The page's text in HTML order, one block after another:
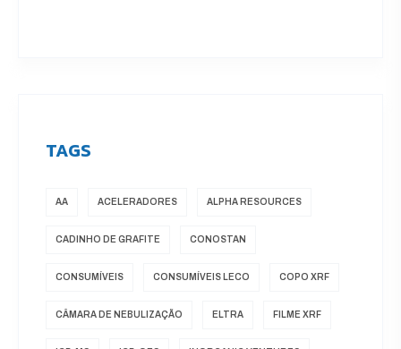
TAGS
AA ACELERADORES ALPHA RESOURCES
CADINHO DE GRAFITE CONOSTAN
CONSUMÍVEIS CONSUMÍVEIS LECO COPO XRF
CÂMARA DE NEBULIZAÇÃO ELTRA FILME XRF